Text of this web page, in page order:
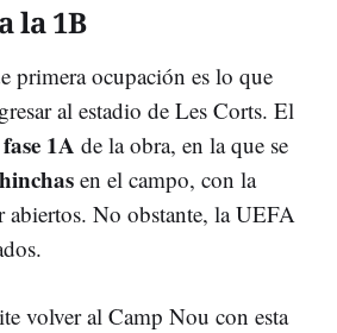
la 1B
primera ocupación es lo que
al estadio de Les Corts. El
fase 1A de la obra, en la que se
en el campo, con la
No obstante, la UEFA
volver al Camp Nou con esta